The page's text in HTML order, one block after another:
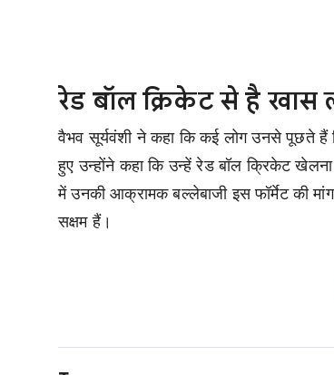
रेड बॉल क्रिकेट से है खास
वैभव सूर्यवंशी ने कहा कि कई लोग उनसे पूछते
हुए उन्होंने कहा कि उन्हें रेड बॉल क्रिकेट
में उनकी आक्रामक बल्लेबाजी इस फॉर्मेट की
सक्षम हैं।